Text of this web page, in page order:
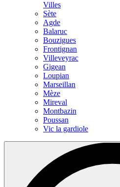
Villes
Sète
Agde
Balaruc
Bouzigues
Frontignan
Villeveyrac
Gigean
Loupian
Marseillan
Mèze
Mireval
Montbazin
Poussan
Vic la gardiole